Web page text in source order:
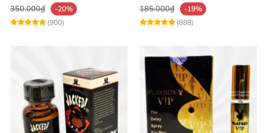
350.000₫
-20%
(900)
185.000₫
-19%
(888)